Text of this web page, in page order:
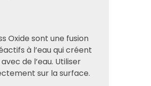
Oxide sont une fusion
à l’eau qui créent
de l’eau. Utiliser
sur la surface.